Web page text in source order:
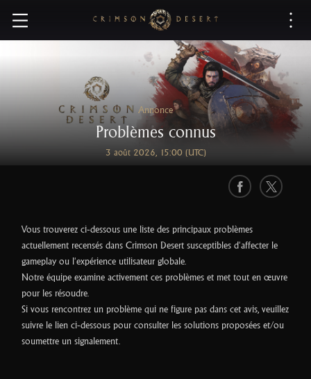
C
s
o
n
D
e
Annonce
Problèmes connus
3 août 2026, 15:00 (UTC)
F
c
e
o
k
X
Vous trouverez ci-dessous une liste des principaux problèmes
actuellement recensés dans Crimson Desert susceptibles d'affecter le
gameplay ou l'expérience utilisateur globale.
Notre équipe examine activement ces problèmes et met tout en œuvre
pour les résoudre.
Si vous rencontrez un problème qui ne figure pas dans cet avis, veuillez
suivre le lien ci-dessous pour consulter les solutions proposées et/ou
soumettre un signalement.